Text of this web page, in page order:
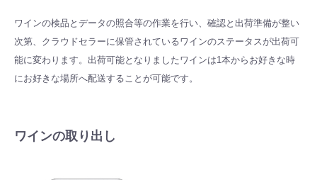
ワインの検品とデータの照合等の作業を行い、確認と出荷準備が整い
次第、 クラウドセラーに保管されているワインのステータスが出荷可
能に変わります。 出荷可能となりましたワインは1本からお好きな時
にお好きな場所へ配送することが可能です。
ワインの取り出し